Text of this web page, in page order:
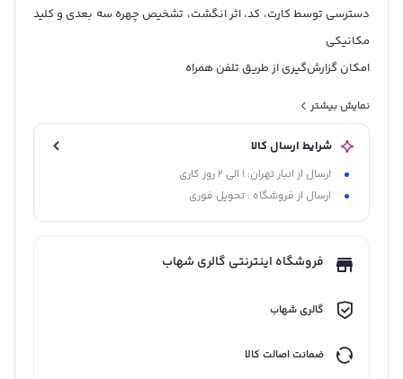
دسترسی توسط کارت، کد، اثر انگشت، تشخیص چهره سه بعدی و کلید
مکانیکی
امکان گزارش‌گیری از طریق تلفن همراه
قابلیت رمز با تابع خیالی و رمز یک بار مصرف
امکان اضافه نمودن ریموت کنترل
مجهز به شب بند داخلی و قفل کودک
نمایش بیشتر
شرایط ارسال کالا
ارسال از انبار تهران: 1 الی 2 روز کاری
ارسال از فروشگاه : تحویل فوری
فروشگاه اینترنتی گالری شهاب
گالری شهاب
ضمانت اصالت کالا